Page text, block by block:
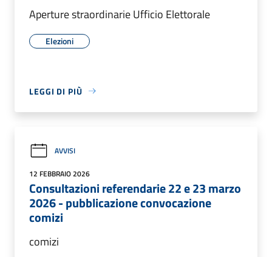
Aperture straordinarie Ufficio Elettorale
Elezioni
LEGGI DI PIÙ
AVVISI
12 FEBBRAIO 2026
Consultazioni referendarie 22 e 23 marzo
2026 - pubblicazione convocazione
comizi
comizi